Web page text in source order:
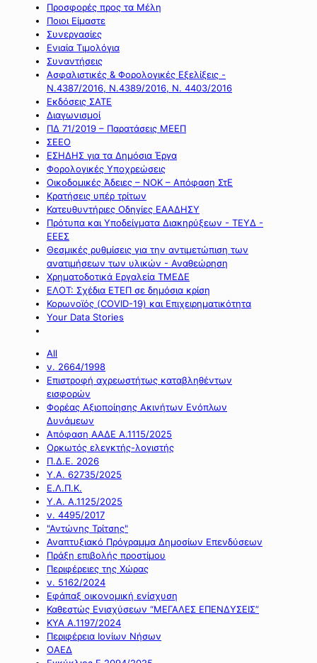
Προσφορές προς τα Μέλη
Ποιοι Είμαστε
Συνεργασίες
Ενιαία Τιμολόγια
Συναντήσεις
Ασφαλιστικές & Φορολογικές Εξελίξεις -
Ν.4387/2016, Ν.4389/2016, Ν. 4403/2016
Εκδόσεις ΣΑΤΕ
Διαγωνισμοί
ΠΔ 71/2019 – Παρατάσεις ΜΕΕΠ
ΣΕΕΟ
ΕΣΗΔΗΣ για τα Δημόσια Έργα
Φορολογικές Υποχρεώσεις
Οικοδομικές Άδειες – ΝΟΚ – Απόφαση ΣτΕ
Κρατήσεις υπέρ τρίτων
Κατευθυντήριες Οδηγίες ΕΑΑΔΗΣΥ
Πρότυπα και Υποδείγματα Διακηρύξεων - ΤΕΥΔ -
ΕΕΕΣ
Θεσμικές ρυθμίσεις για την αντιμετώπιση των
ανατιμήσεων των υλικών - Αναθεώρηση
Χρηματοδοτικά Εργαλεία ΤΜΕΔΕ
ΕΛΟΤ: Σχέδια ΕΤΕΠ σε δημόσια κρίση
Κορωνοϊός (COVID-19) και Επιχειρηματικότητα
Your Data Stories
All
ν. 2664/1998
Επιστροφή αχρεωστήτως καταβληθέντων
εισφορών
Φορέας Αξιοποίησης Ακινήτων Ενόπλων
Δυνάμεων
Απόφαση ΑΑΔΕ Α.1115/2025
Ορκωτός ελεγκτής-λογιστής
Π.Δ.Ε. 2026
Υ.Α. 62735/2025
Ε.Λ.Π.Κ.
Υ.Α. Α.1125/2025
ν. 4495/2017
"Αντώνης Τρίτσης"
Αναπτυξιακό Πρόγραμμα Δημοσίων Επενδύσεων
Πράξη επιβολής προστίμου
Περιφέρειες της Χώρας
ν. 5162/2024
Εφάπαξ οικονομική ενίσχυση
Καθεστώς Ενισχύσεων “ΜΕΓΑΛΕΣ ΕΠΕΝΔΥΣΕΙΣ”
ΚΥΑ Α.1197/2024
Περιφέρεια Ιονίων Νήσων
ΟΑΕΔ